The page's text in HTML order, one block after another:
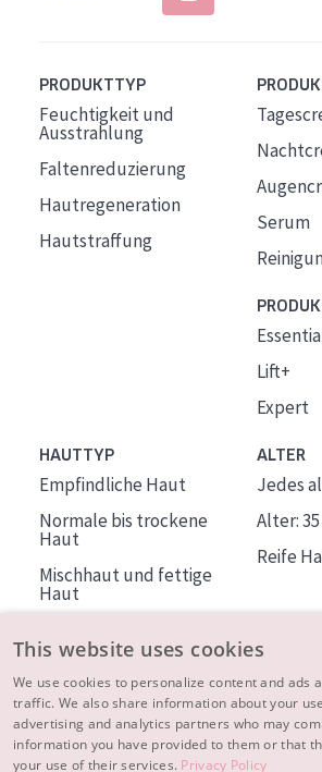
PRODUKTTYP
Feuchtigkeit und
Ausstrahlung
Faltenreduzierung
Hautregeneration
Hautstraffung
Serum
Lift+
Expert
HAUTTYP
Empfindliche Haut
Normale bis trockene
Haut
Mischhaut und fettige
Haut
Haut
ALTER
Jedes
Alter:
Reife
ÜBER DIADERMINE
Mehr über uns
This website uses cookies
We use cookies to personalize content and ads
traffic. We also share information about your
advertising and analytics partners who may
information you have provided to them or that
your use of their services. Privacy Policy